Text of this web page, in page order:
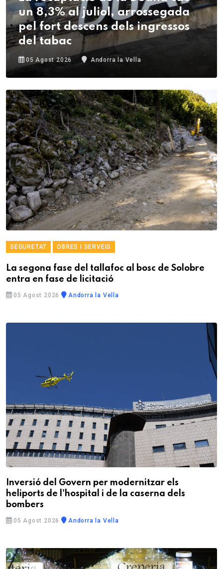
un 8,3% al juliol, arrossegada
pel fort descens dels ingressos
del tabac
05 Agost 2026 Andorra la Vella
SEGURETAT OBRES I SERVEIS
La segona fase del tallafoc al bosc de Solobre
entra en fase de licitació
05 Agost 2026 Andorra la Vella
Inversió del Govern per modernitzar els
heliports de l'hospital i de la caserna dels
bombers
05 Agost 2026 Andorra la Vella